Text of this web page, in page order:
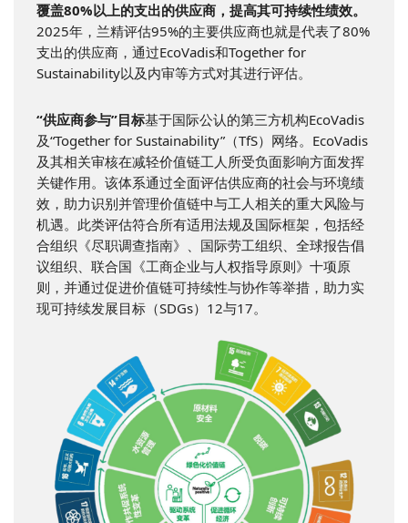
覆盖80%以上的支出的供应商，提高其可持续性绩效。
2025年，兰精评估95%的主要供应商也就是代表了80%
支出的供应商，通过EcoVadis和Together for
Sustainability以及内审等方式对其进行评估。
“供应商参与”目标基于国际公认的第三方机构EcoVadis
及“Together for Sustainability”（TfS）网络。EcoVadis
及其相关审核在减轻价值链工人所受负面影响方面发挥
关键作用。该体系通过全面评估供应商的社会与环境绩
效，助力识别并管理价值链中与工人相关的重大风险与
机遇。此类评估符合所有适用法规及国际框架，包括经
合组织《尽职调查指南》、国际劳工组织、全球报告倡
议组织、联合国《工商企业与人权指导原则》十项原
则，并通过促进价值链可持续性与协作等举措，助力实
现可持续发展目标（SDGs）12与17。